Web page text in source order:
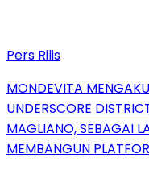
Pers Rilis
MONDEVITA
UNDERSCORE
MAGLIANO, SEBAGAI
MEMBANGUN